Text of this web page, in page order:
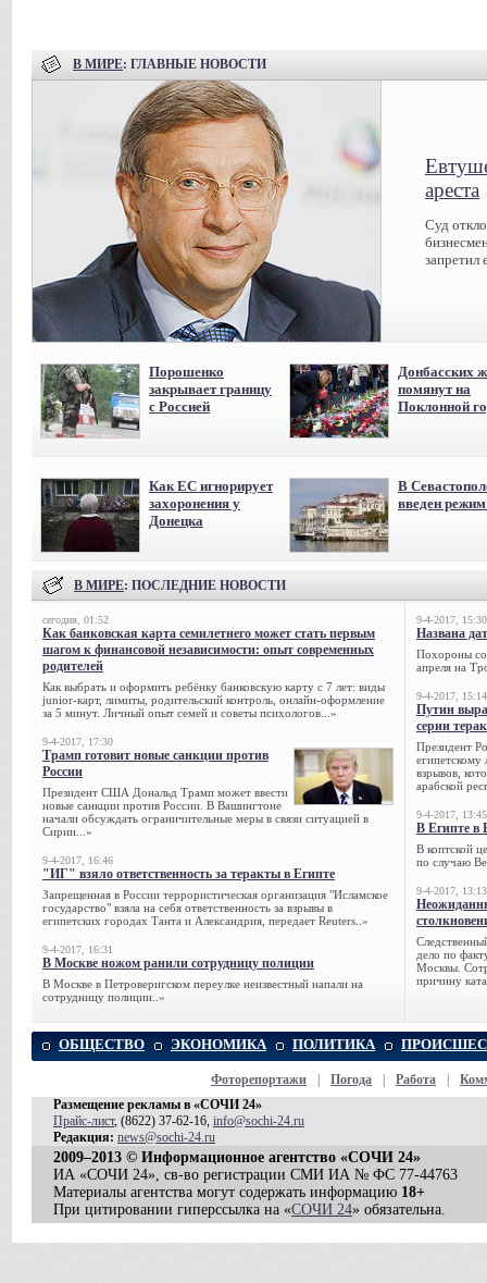
В МИРЕ: ГЛАВНЫЕ НОВОСТИ
ареста
Суд
запретил
Порошенко
закрывает границу
с Россией
Донбасских
помянут на
Поклонной
Как ЕС игнорирует
захоронения у
Донецка
В
введен
В МИРЕ: ПОСЛЕДНИЕ НОВОСТИ
сегодня, 01:52
Как банковская карта семилетнего может стать первым
шагом к финансовой независимости: опыт современных
родителей
Как выбрать и оформить ребёнку банковскую карту с 7 лет: виды
junior-карт, лимиты, родительский контроль, онлайн-оформление
за 5 минут. Личный опыт семей и советы психологов...»
9-4-2017, 17:30
Трамп готовит новые санкции против
России
Президент США Дональд Трамп может ввести
новые санкции против России. В Вашингтоне
начали обсуждать ограничительные меры в связи ситуацией в
Сирии...»
9-4-2017, 16:46
"ИГ" взяло ответственность за теракты в Египте
Запрещенная в России террористическая организация "Исламское
государство" взяла на себя ответственность за взрывы в
египетских городах Танта и Александрия, передает Reuters..»
9-4-2017, 16:31
В Москве ножом ранили сотрудницу полиции
В Москве в Петроверигском переулке неизвестный напали на
сотрудницу полиции..»
9-4-2017, 15:30
Названа
Похороны
апреля на
9-4-2017, 15:14
Путин
серии
Президент
египетскому
взрывов,
арабской
9-4-2017, 13:45
В Египте в
В коптской
по случаю
9-4-2017, 13:13
дело по
Москвы.
причину
ОБЩЕСТВО ЭКОНОМИКА ПОЛИТИКА
Фоторепортажи Погода Работа
Размещение рекламы в «СОЧИ 24»
Прайс-лист, (8622) 37-62-16, info@sochi-24.ru
Редакция: news@sochi-24.ru
2009–2013 © Информационное агентство «СОЧИ 24»
ИА «СОЧИ 24», св-во регистрации СМИ ИА № ФС 77-44763
Материалы агентства могут содержать информацию 18+
При цитировании гиперссылка на «СОЧИ 24» обязательна.